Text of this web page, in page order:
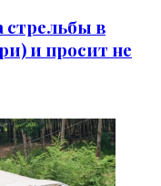
стрельбы в
и просит не